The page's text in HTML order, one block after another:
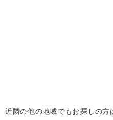
近隣の他の地域でもお探しの方